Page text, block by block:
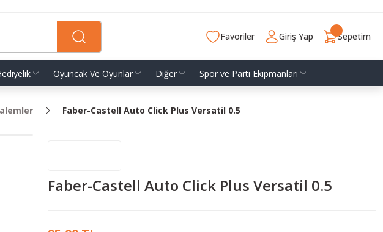
Favoriler Giriş Yap Sepetim
Oyuncak Ve Oyunlar Diğer Spor ve Parti Ekipmanları
Faber-Castell Auto Click Plus Versatil 0.5
Faber-Castell Auto Click Plus Versatil 0.5